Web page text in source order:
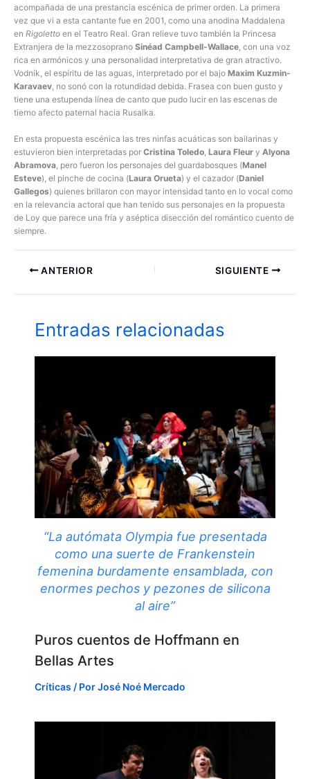
acompañada de una prestancia escénica de primer orden. La primera
vez que vi a esta cantante fue en 2001, como una anodina Maddalena
en Rigoletto en el Teatro Real. Gran relieve tuvo también la Princesa
Extranjera de la mezzosoprano Sinéad Campbell-Wallace , con una voz
rica en armónicos y una personalidad interpretativa de gran atractivo.
Vodník, el espíritu de las aguas, interpretado por el bajo Maxim Kuzmin-
Karavaev , no sonó con la rotundidad debida. Frasea con buen gusto y
tiene una estupenda línea de canto que pudo lucir en las escenas de
tierno afecto paternal hacia Rusalka.
En esta propuesta escénica las tres ninfas acuáticas son bailarinas y
estuvieron bien interpretadas por Cristina Toledo, Laura Fleur y Alyona
Abramova, pero fueron los personajes del guardabosques (Manel
Esteve), el pinche de cocina (Laura Orueta) y el cazador (Daniel
Gallegos) quienes brillaron con mayor intensidad tanto en lo vocal como
en la relevancia actoral que han tenido sus personajes en la propuesta
de Loy que parece una fría y aséptica disección del romántico cuento de
siempre.
ANTERIOR SIGUIENTE
Entradas relacionadas
“La autómata Olympia fue presentada
como una suerte de Frankenstein
femenina burdamente ensamblada, con
enormes pechos y pezones de silicona
al aire”
Puros cuentos de Hoffmann en
Bellas Artes
Críticas / PorJosé Noé Mercado